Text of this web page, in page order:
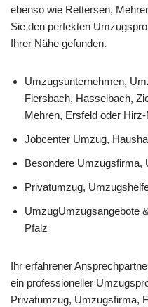
ebenso wie Rettersen,
Sie den perfekten
Ihrer Nähe gefunden.
Umzugsunternehmen,
Fiersbach, Hasselbach,
Mehren, Ersfeld oder
Jobcenter Umzug,
Besondere Umzugsfirma,
Privatumzug,
UmzugUmzugsangebote
Pfalz
Ihr erfahrener
ein professioneller
Privatumzug, Umzugsfirma,